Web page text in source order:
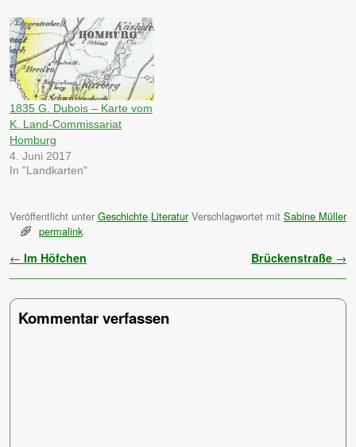
1835 G. Dubois – Karte vom
K. Land-Commissariat
Homburg
4. Juni 2017
In "Landkarten"
Veröffentlicht unter Geschichte,Literatur Verschlagwortet mit Sabine Müller
permalink
Artikelnavigation
← Im Höfchen Brückenstraße →
Kommentar verfassen